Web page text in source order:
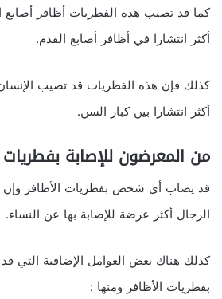
كما قد تصيب هذه الفطريات أظافر أصابع
أكثر انتشارا في أظافر أصابع القدم.
كذلك فإن هذه الفطريات قد تصيب
أكثر انتشارا بين كبار السن.
من المعرضون للإصابة بفطريات
قد يصاب أي شخص بفطريات الأظافر
الرجال أكثر عرضة للإصابة بها عن النساء.
كذلك هناك بعض العوامل الإضافية التي قد
بفطريات الأظافر ومنها :